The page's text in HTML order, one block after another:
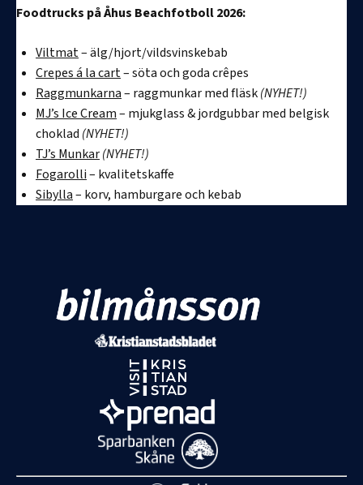
Foodtrucks på Åhus Beachfotboll 2026:
Viltmat– älg/hjort/vildsvinskebab
Crepes á la cart– söta och goda crêpes
Raggmunkarna– raggmunkar med fläsk(NYHET!)
MJ’s Ice Cream– mjukglass & jordgubbar med belgisk
choklad (NYHET!)
TJ’s Munkar(NYHET!)
Fogarolli– kvalitetskaffe
Sibylla– korv, hamburgare och kebab